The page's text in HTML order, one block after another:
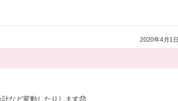
2020年4月1日
など変動したりします😞